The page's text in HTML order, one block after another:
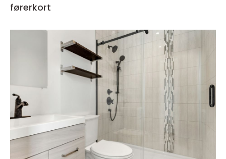
førerkort